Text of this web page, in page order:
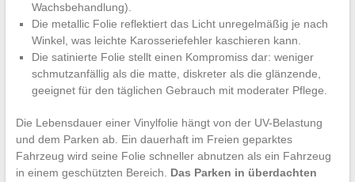
Wachsbehandlung).
Die metallic Folie reflektiert das Licht unregelmäßig je nach
Winkel, was leichte Karosseriefehler kaschieren kann.
Die satinierte Folie stellt einen Kompromiss dar: weniger
schmutzanfällig als die matte, diskreter als die glänzende,
geeignet für den täglichen Gebrauch mit moderater Pflege.
Die Lebensdauer einer Vinylfolie hängt von der UV-Belastung
und dem Parken ab. Ein dauerhaft im Freien geparktes
Fahrzeug wird seine Folie schneller abnutzen als ein Fahrzeug
in einem geschützten Bereich. Das Parken in überdachten